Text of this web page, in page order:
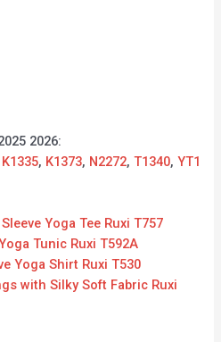
2026:
K1335, K1373, N2272,T1340,YT1
Yoga Tee Ruxi T757
Tunic Ruxi T592A
Yoga Shirt Ruxi T530
with Silky Soft Fabric Ruxi